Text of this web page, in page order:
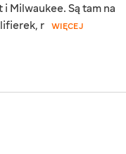
Milwaukee. Są tam na
r
WIĘCEJ